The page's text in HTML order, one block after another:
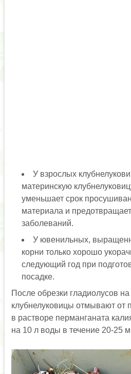
У взрослых
материнскую
уменьшает срок
материала и
заболеваний.
У ювенильных,
корни только хорошо
следующий год при
посадке.
После обрезки гладиолусов
клубнелуковицы отмывают от
в растворе перманганата
на 10 л воды в течение 20-25